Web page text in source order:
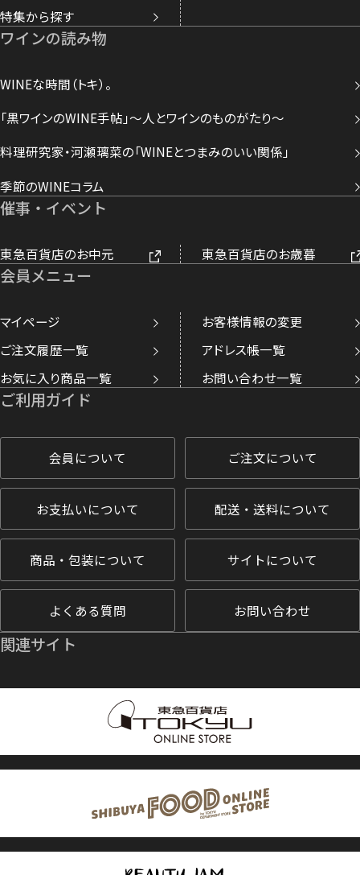
特集から探す
ワインの読み物
WINEな時間（トキ）。
「黒ワインのWINE手帖」～人とワインのものがたり～
料理研究家・河瀬璃菜の「WINEとつまみのいい関係」
季節のWINEコラム
催事・イベント
東急百貨店のお中元 東急百貨店のお歳暮
会員メニュー
マイページ
お客様情報の変更
ご注文履歴一覧
アドレス帳一覧
お気に入り商品一覧
お問い合わせ一覧
ご利用ガイド
会員について ご注文について
お支払いについて 配送・送料について
商品・包装について サイトについて
よくある質問 お問い合わせ
関連サイト